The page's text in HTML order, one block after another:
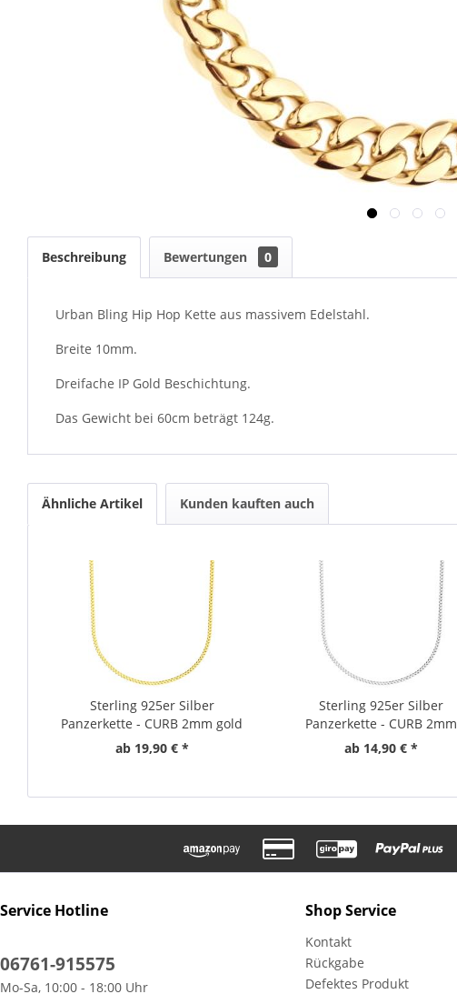
Beschreibung Bewertungen 0
Urban Bling Hip Hop Kette aus massivem Edelstahl.
Breite 10mm.
Dreifache IP Gold Beschichtung.
Das Gewicht bei 60cm beträgt 124g.
Ähnliche Artikel Kunden kauften auch
Sterling 925er Silber
Panzerkette - CURB 2mm gold
ab 19,90 € *
Sterling 925er Silber
Panzerkette - CURB 2mm
ab 14,90 € *
Service Hotline
06761-915575
Mo-Sa, 10:00 - 18:00 Uhr
Shop Service
Kontakt
Rückgabe
Defektes Produkt